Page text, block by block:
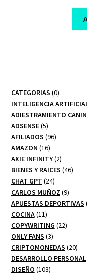
CATEGORIAS 00
INTELIGENCIA
ADIESTRAMIENTO
ADSENSE 55
productos
AFILIADOS 9696
AMAZON 1616
productos
AXIE INFINITY 22
productos
BIENES Y RAICES 4646
CHAT GPT 2424
productos
CARLOS MUÑOZ 99
APUESTAS DEPORTIVAS
COCINA 1111
productos
COPYWRITING 2222
ONLY FANS 33
productos
CRIPTOMONEDAS 2020
DESARROLLO PERSONAL
DISEÑO 103103